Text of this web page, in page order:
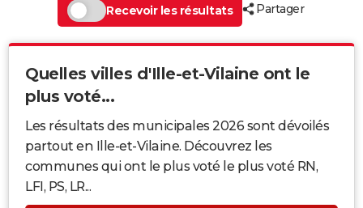
Recevoir les résultats
Partager
Quelles villes d'Ille-et-Vilaine ont le
plus voté...
Les résultats des municipales 2026 sont dévoilés
partout en Ille-et-Vilaine. Découvrez les
communes qui ont le plus voté le plus voté RN,
LFI, PS, LR...